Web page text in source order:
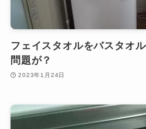
フェイスタオルをバスタオ
問題が？
2023年1月24日